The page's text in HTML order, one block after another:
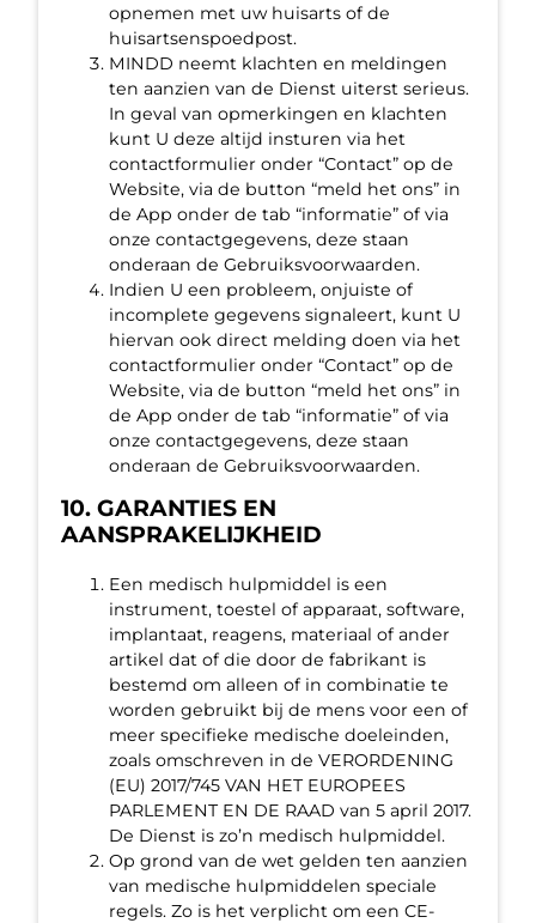
opnemen met uw huisarts of de
huisartsenspoedpost.
MINDD neemt klachten en meldingen
ten aanzien van de Dienst uiterst serieus.
In geval van opmerkingen en klachten
kunt U deze altijd insturen via het
contactformulier onder “Contact” op de
Website, via de button “meld het ons” in
de App onder de tab “informatie” of via
onze contactgegevens, deze staan
onderaan de Gebruiksvoorwaarden.
Indien U een probleem, onjuiste of
incomplete gegevens signaleert, kunt U
hiervan ook direct melding doen via het
contactformulier onder “Contact” op de
Website, via de button “meld het ons” in
de App onder de tab “informatie” of via
onze contactgegevens, deze staan
onderaan de Gebruiksvoorwaarden.
10. GARANTIES EN
AANSPRAKELIJKHEID
Een medisch hulpmiddel is een
instrument, toestel of apparaat, software,
implantaat, reagens, materiaal of ander
artikel dat of die door de fabrikant is
bestemd om alleen of in combinatie te
worden gebruikt bij de mens voor een of
meer specifieke medische doeleinden,
zoals omschreven in de VERORDENING
(EU) 2017/745 VAN HET EUROPEES
PARLEMENT EN DE RAAD van 5 april 2017.
De Dienst is zo’n medisch hulpmiddel.
Op grond van de wet gelden ten aanzien
van medische hulpmiddelen speciale
regels. Zo is het verplicht om een CE-